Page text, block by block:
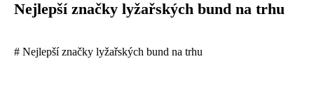
Nejlepší značky lyžařských bund na trhu
# Nejlepší značky lyžařských bund na trhu